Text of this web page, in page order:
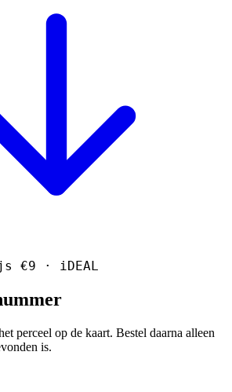
€9 · iDEAL
perceel op de kaart. Bestel daarna alleen
is.